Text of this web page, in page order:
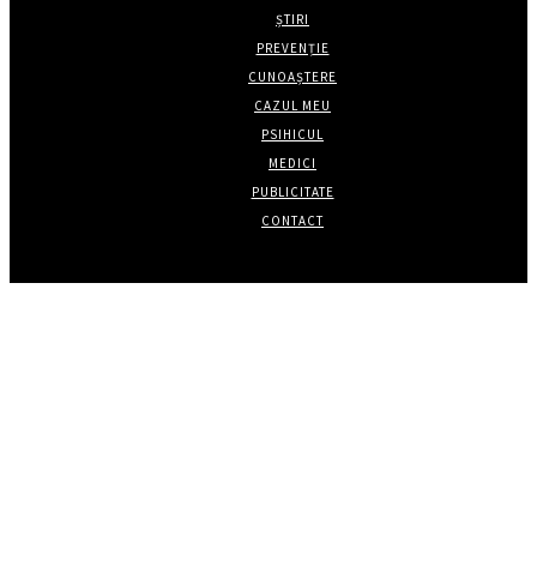
ȘTIRI
PREVENȚIE
CUNOAȘTERE
CAZUL MEU
PSIHICUL
MEDICI
PUBLICITATE
CONTACT